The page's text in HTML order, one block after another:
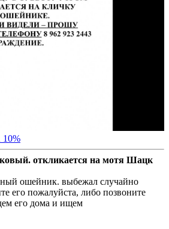
откликается на мотя Шацк
ошейник. выбежал случайно
его пожалуйста, либо позвоните
его дома и ищем